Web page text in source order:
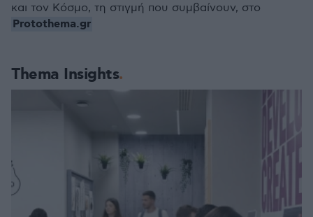
Thema Insights
και τον Κόσμο, τη στιγμή που συμβαίνουν, στο
Protothema.gr